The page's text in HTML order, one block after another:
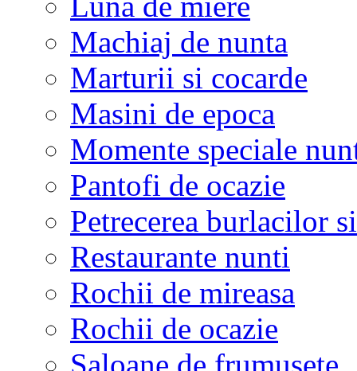
Machiaj de nunta
Marturii si cocarde
Masini de epoca
Momente speciale
Pantofi de ocazie
Petrecerea burlacilor
Restaurante nunti
Rochii de mireasa
Rochii de ocazie
Saloane de frumusete